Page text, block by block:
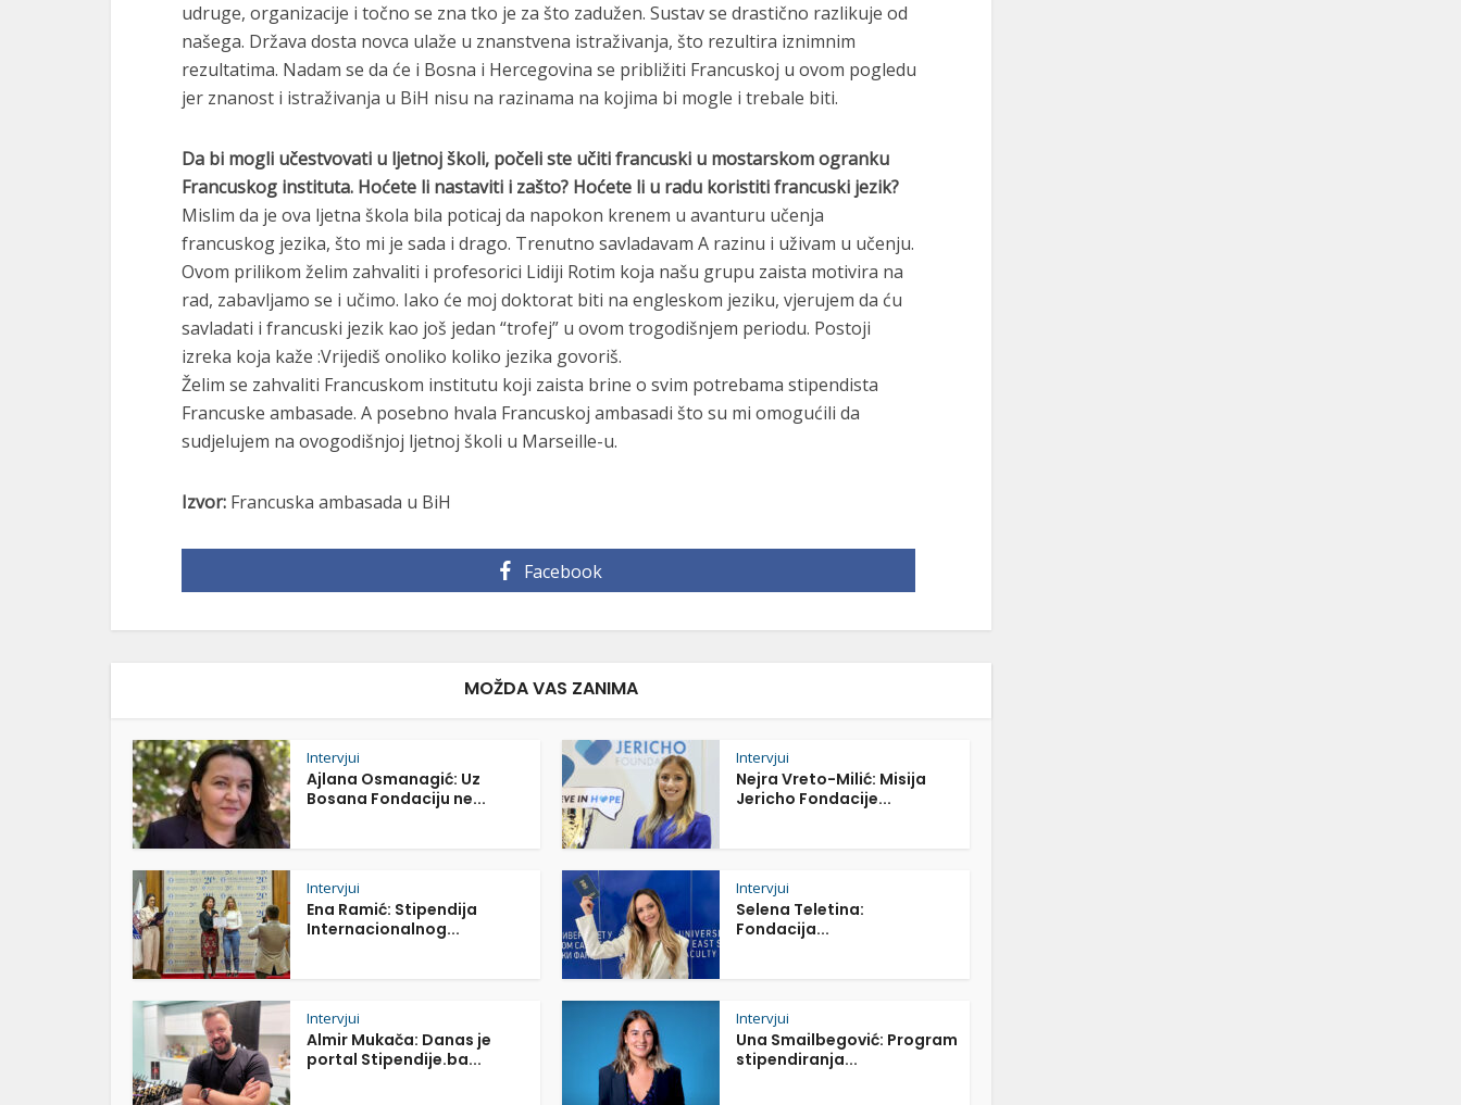
udruge, organizacije i točno se zna tko je za što zadužen. Sustav se drastično razlikuje od
našega. Država dosta novca ulaže u znanstvena istraživanja, što rezultira iznimnim
rezultatima. Nadam se da će i Bosna i Hercegovina se približiti Francuskoj u ovom pogledu
jer znanost i istraživanja u BiH nisu na razinama na kojima bi mogle i trebale biti.
Da bi mogli učestvovati u ljetnoj školi, počeli ste učiti francuski u mostarskom ogranku
Francuskog instituta. Hoćete li nastaviti i zašto? Hoćete li u radu koristiti francuski jezik?
Mislim da je ova ljetna škola bila poticaj da napokon krenem u avanturu učenja
francuskog jezika, što mi je sada i drago. Trenutno savladavam A razinu i uživam u učenju.
Ovom prilikom želim zahvaliti i profesorici Lidiji Rotim koja našu grupu zaista motivira na
rad, zabavljamo se i učimo. Iako će moj doktorat biti na engleskom jeziku, vjerujem da ću
savladati i francuski jezik kao još jedan “trofej” u ovom trogodišnjem periodu. Postoji
izreka koja kaže :Vrijediš onoliko koliko jezika govoriš.
Želim se zahvaliti Francuskom institutu koji zaista brine o svim potrebama stipendista
Francuske ambasade. A posebno hvala Francuskoj ambasadi što su mi omogućili da
sudjelujem na ovogodišnjoj ljetnoj školi u Marseille-u.
Izvor: Francuska ambasada u BiH
Facebook
MOŽDA VAS ZANIMA
Intervjui
Ajlana Osmanagić: Uz
Bosana Fondaciju ne...
Intervjui
Nejra Vreto-Milić: Misija
Jericho Fondacije...
Intervjui
Ena Ramić: Stipendija
Internacionalnog...
Intervjui
Selena Teletina:
Fondacija...
Intervjui
Almir Mukača: Danas je
portal Stipendije.ba...
Intervjui
Una Smailbegović: Program
stipendiranja...